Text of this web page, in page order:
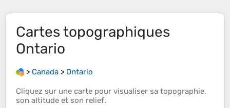
Cartes topographiques
Ontario
> Canada > Ontario
Cliquez sur une carte pour visualiser sa topographie,
son altitude et son relief.